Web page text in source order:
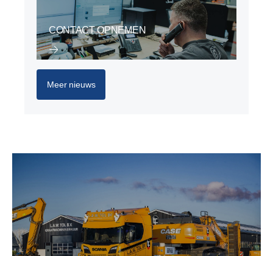
CONTACT OPNEMEN
Meer nieuws